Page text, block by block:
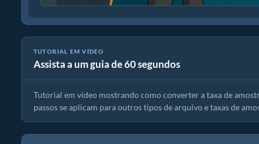
TUTORIAL EM VÍDEO
Assista a um guia de 60 segundos
Como converter a taxa de amostragem de áudio.
Tutorial em vídeo mostrando como converter a taxa de
passos se aplicam para outros tipos de arquivo e taxas de